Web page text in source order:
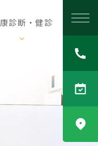
か
お
い
診断・健診